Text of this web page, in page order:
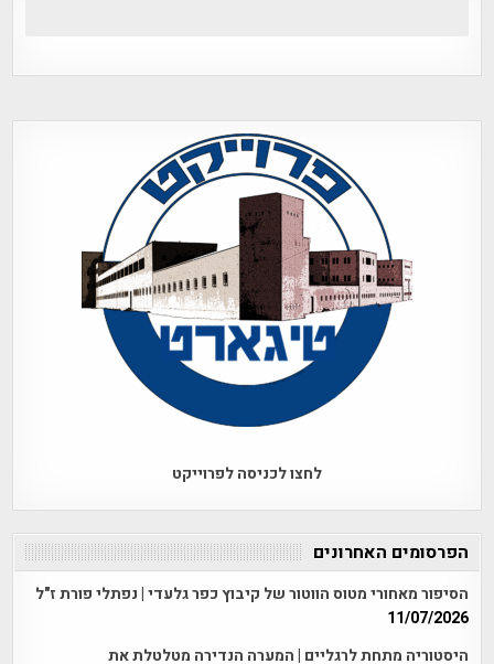
לחצו לכניסה לפרוייקט
הפרסומים האחרונים
הסיפור מאחורי מטוס הווטור של קיבוץ כפר גלעדי | נפתלי פורת ז"ל
11/07/2026
היסטוריה מתחת לרגליים | המערה הנדירה מטלטלת את